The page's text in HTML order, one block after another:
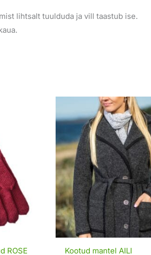
lihtsalt tuulduda ja vill taastub ise.
ROSE
Kootud mantel AILI